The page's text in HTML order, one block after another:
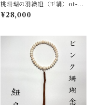
桃珊瑚の羽織紐（正絹）ot-01
6
¥28,000